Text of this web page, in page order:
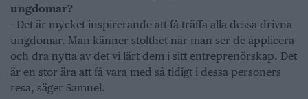
ungdomar?
- Det är mycket inspirerande att få träffa alla dessa drivna
ungdomar. Man känner stolthet när man ser de applicera
och dra nytta av det vi lärt dem i sitt entreprenörskap. Det
är en stor ära att få vara med så tidigt i dessa personers
resa, säger Samuel.